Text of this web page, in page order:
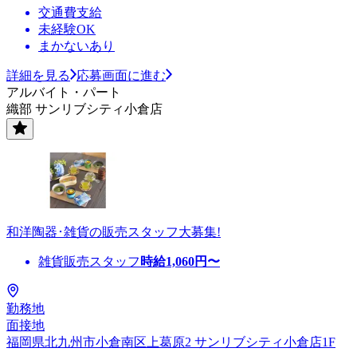
交通費支給
未経験OK
まかないあり
詳細を見る
応募画面に進む
アルバイト・パート
織部 サンリブシティ小倉店
和洋陶器･雑貨の販売スタッフ大募集!
雑貨販売スタッフ 時給1,060円〜
勤務地
面接地
福岡県北九州市小倉南区上葛原2 サンリブシティ小倉店1F